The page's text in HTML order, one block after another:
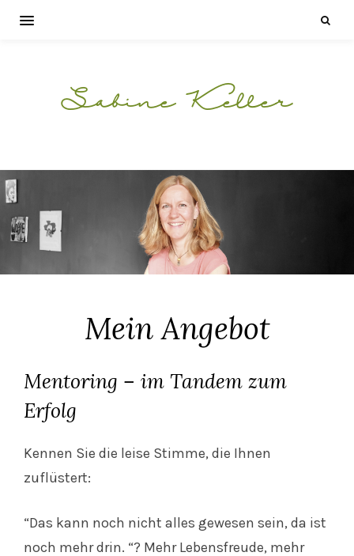
Sabine Keller
Mein Angebot
Mentoring – im Tandem zum
Erfolg
Kennen Sie die leise Stimme, die Ihnen
zuflüstert:
“Das kann noch nicht alles gewesen sein, da ist
noch mehr drin. “? Mehr Lebensfreude, mehr